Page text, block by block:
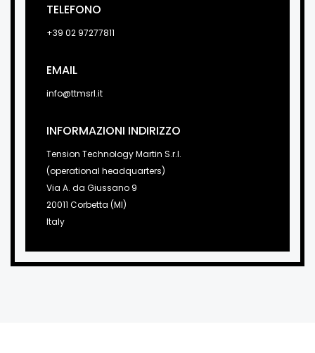
TELEFONO
+39 02 97277811
EMAIL
info@ttmsrl.it
INFORMAZIONI INDIRIZZO
Tension Technology Martin S.r.l.
(operational headquarters)
Via A. da Giussano 9
20011 Corbetta (MI)
Italy